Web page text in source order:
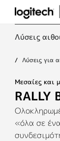
RALLY
BAR
TAP
IP
Λύσεις
Λύσεις για
Μεσαίες και
RALLY
«όλα σε